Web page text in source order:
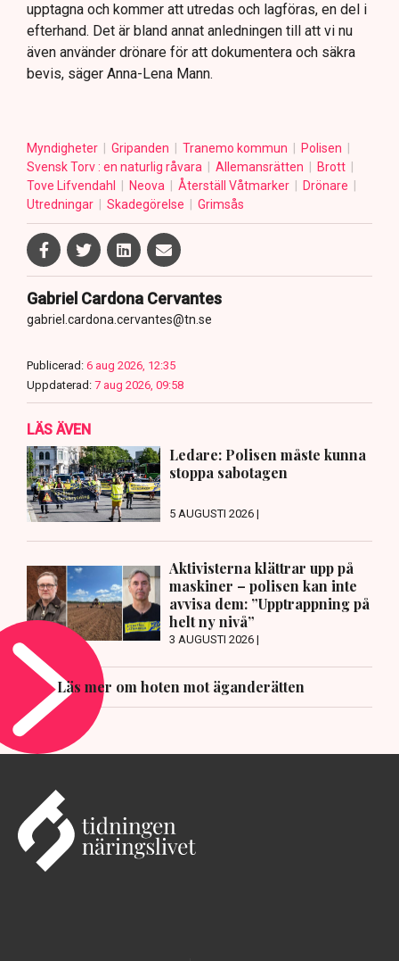
upptagna och kommer att utredas och lagföras, en del i
efterhand. Det är bland annat anledningen till att vi nu
även använder drönare för att dokumentera och säkra
bevis, säger Anna-Lena Mann.
Myndigheter Gripanden Tranemo kommun
Polisen
Svensk Torv : en naturlig råvara
Allemansrätten
Brott
Tove Lifvendahl
Neova Återställ Våtmarker
Drönare
Utredningar
Skadegörelse Grimsås
Gabriel Cardona Cervantes
gabriel.cardona.cervantes@tn.se
Publicerad: 6 aug 2026, 12:35
Uppdaterad: 7 aug 2026, 09:58
LÄS ÄVEN
Ledare: Polisen måste kunna
stoppa sabotagen
5 AUGUSTI 2026 |
Aktivisterna klättrar upp på
maskiner – polisen kan inte
avvisa dem: ”Upptrappning på
helt ny nivå”
3 AUGUSTI 2026 |
Läs mer om hoten mot äganderätten